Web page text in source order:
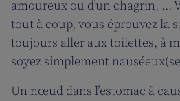
amoureux ou d’un chagrin, ...
tout à coup, vous éprouvez la
toujours aller aux toilettes, à
soyez simplement
Un nœud dans l’estomac à